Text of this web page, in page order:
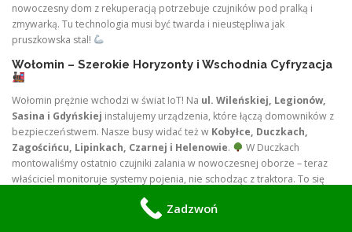
nowoczesny dom z rekuperacją potrzebuje czujników pod pralką i
zmywarką. Tu technologia musi być twarda i nieustępliwa jak
pruszkowska stal!
Wołomin – Szerokie Horyzonty i Wschodnia Cyfryzacja
Wołomin prężnie wchodzi w świat IoT! Na ul. Wileńskiej, Legionów,
Sasina i Gdyńskiej instalujemy urządzenia, które łączą domowników z
bezpieczeństwem. Nasze busy widać też w Kobyłce, Duczkach,
Zagościńcu, Lipinkach, Czarnej i Helenowie.
W Duczkach
montowaliśmy ostatnio czujniki zalania w nowoczesnej oborze – teraz
właściciel monitoruje systemy pojenia, nie schodząc z traktora. To się
Zadzwoń